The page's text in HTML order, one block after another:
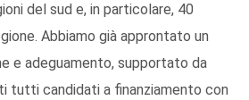
del sud e, in particolare, 40
Abbiamo già approntato un
e adeguamento, supportato da
tutti candidati a finanziamento con